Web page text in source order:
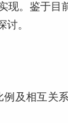
现。鉴于目
。
及相互关